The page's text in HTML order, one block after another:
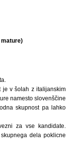
je v šolah z italijanskim
namesto slovenščine
skupnost pa lahko
za vse kandidate.
dela poklicne